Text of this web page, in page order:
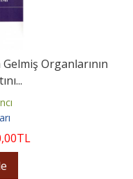
Organlarının
,00TL